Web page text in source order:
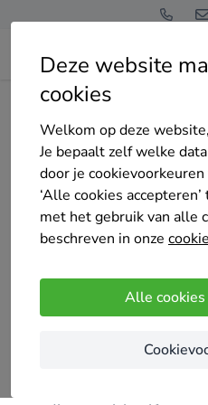
Deze website
cookies
Welkom op deze
Je bepaalt zelf welke
door je
‘Alle cookies
met het gebruik van alle
beschreven in onze
Alle
Home Zonnepanelen
Energierijk
(8 reviews)
Energierijk is ontstaan,